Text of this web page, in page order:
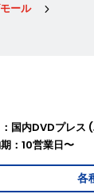
ール 5
国内DVDプレス
：10営業日〜
各